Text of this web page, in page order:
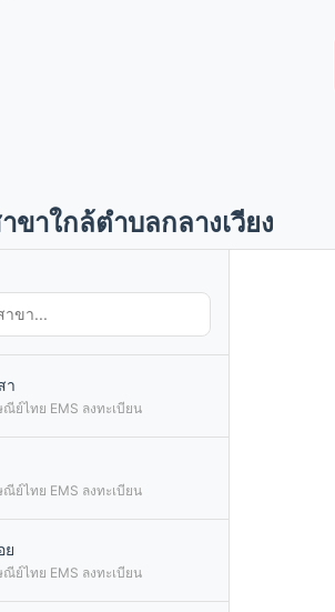
ขาใกล้ตำบลกลางเวียง
า
ย์ไทย EMS ลงทะเบียน
ย์ไทย EMS ลงทะเบียน
ย
ย์ไทย EMS ลงทะเบียน